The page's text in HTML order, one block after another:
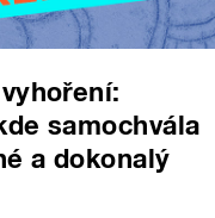
samochvála
a dokonalý